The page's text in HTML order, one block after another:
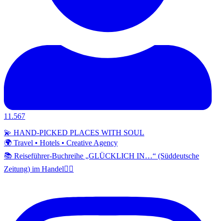
11.567
💫 HAND-PICKED PLACES WITH SOUL
🌍 Travel • Hotels • Creative Agency
📚 Reiseführer-Buchreihe „GLÜCKLICH IN…“ (Süddeutsche
Zeitung) im Handel👇🏼